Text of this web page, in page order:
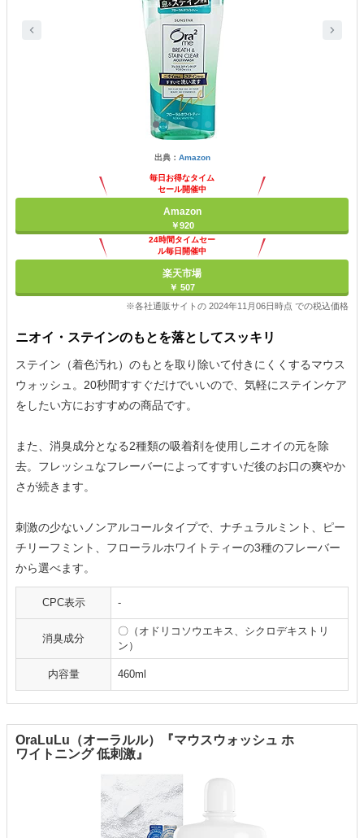
出典： Amazon
毎日お得なタイム
セール開催中
Amazon
￥920
24時間タイムセー
ル毎日開催中
楽天市場
￥ 507
※各社通販サイトの 2024年11月06日時点 での税込価格
ニオイ・ステインのもとを落としてスッキリ
ステイン（着色汚れ）のもとを取り除いて付きにくくするマウス
ウォッシュ。20秒間すすぐだけでいいので、気軽にステインケア
をしたい方におすすめの商品です。
また、消臭成分となる2種類の吸着剤を使用しニオイの元を除
去。フレッシュなフレーバーによってすすいだ後のお口の爽やか
さが続きます。
刺激の少ないノンアルコールタイプで、ナチュラルミント、ピー
チリーフミント、フローラルホワイトティーの3種のフレーバー
から選べます。
CPC表示 -
消臭成分
〇（オドリコソウエキス、シクロデキストリ
ン）
内容量 460ml
OraLuLu（オーラルル）『マウスウォッシュ ホ
ワイトニング 低刺激』